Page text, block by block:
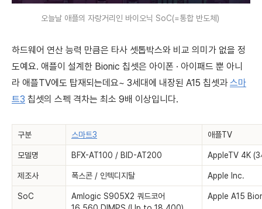
오늘날 애플의 자랑거리인 바이오닉 SoC(=통합 반도체)
하드웨어 연산 능력 만큼은 타사 셋톱박스와 비교 의미가 없을 정
도예요. 애플이 설계한 Bionic 칩셋은 아이폰 · 아이패드 뿐 아니
라 애플TV에도 탑재되는데요~ 3세대에 내장된 A15 칩셋과스마
트3 칩셋의 스펙 격차는 최소 9배 이상입니다.
구분 스마트3 애플TV
모델명 BFX-AT100 / BID-AT200 AppleTV 4K (3
제조사 폭스콘 / 인텍디지탈 Apple Inc.
SoC
Amlogic S905X2 쿼드코어
Apple A15